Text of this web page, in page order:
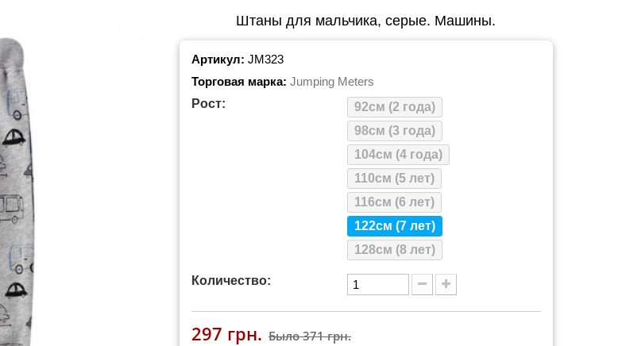
Штаны для мальчика, серые. Машины.
Артикул: JM323
Торговая марка: Jumping Meters
Рост:
92см (2 года)
98см (3 года)
104см (4 года)
110см (5 лет)
116см (6 лет)
122см (7 лет)
128см (8 лет)
Количество:
297 грн. Было371 грн.